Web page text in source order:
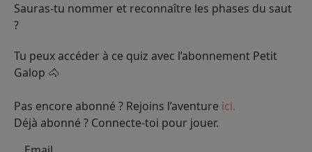
Sauras‑tu nommer et reconnaître les phases du saut
?
Tu peux accéder à ce quiz avec l’abonnement Petit
Galop 🐴
Pas encore abonné ? Rejoins l’aventure ici.
Déjà abonné ? Connecte-toi pour jouer.